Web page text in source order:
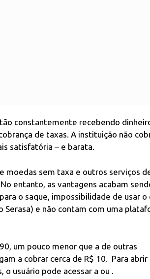
constantemente recebendo
de taxas. A instituição não
satisfatória – e barata.
moedas sem taxa e outros serviços
entanto, as vantagens acabam
o saque, impossibilidade de usar o
e não contam com uma
um pouco menor que a de outras
a cobrar cerca de R$ 10. Para abrir
usuário pode acessar a ou .